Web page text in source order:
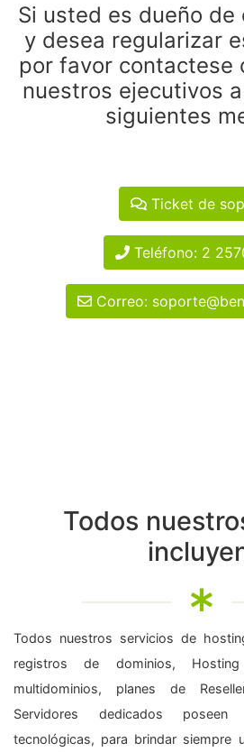
Si usted es dueño
y desea regularizar
por favor contactese
nuestros ejecutivos
siguientes
Ticket de
Teléfono: 2
Correo:
Todos
Todos nuestros servicios de
registros de dominios,
multidominios, planes de
Servidores dedicados poseen
tecnológicas, para brindar siempre